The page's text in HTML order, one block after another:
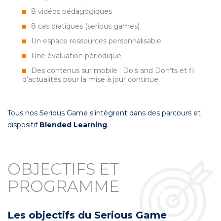
8 vidéos pédagogiques
8 cas pratiques (serious games)
Un espace ressources personnalisable
Une évaluation périodique
Des contenus sur mobile : Do’s and Don’ts et fil
d’actualités pour la mise à jour continue.
Tous nos Serious Game s’intègrent dans des parcours et
dispositif Blended Learning.
OBJECTIFS ET
PROGRAMME
Les objectifs du Serious Game